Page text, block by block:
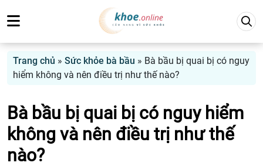
Trang chủ » Sức khỏe bà bầu » Bà bầu bị quai bị có nguy
hiểm không và nên điều trị như thế nào?
Bà bầu bị quai bị có nguy hiểm
không và nên điều trị như thế
nào?